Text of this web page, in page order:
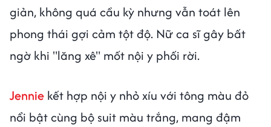
giản, không quá cầu kỳ nhưng vẫn toát lên
phong thái gợi cảm tột độ. Nữ ca sĩ gây bất
ngờ khi "lăng xê" mốt nội y phối rời.
Jennie kết hợp nội y nhỏ xíu với tông màu đỏ
nổi bật cùng bộ suit màu trắng, mang đậm